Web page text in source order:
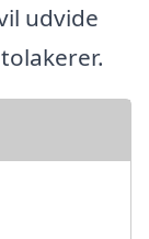
udvide